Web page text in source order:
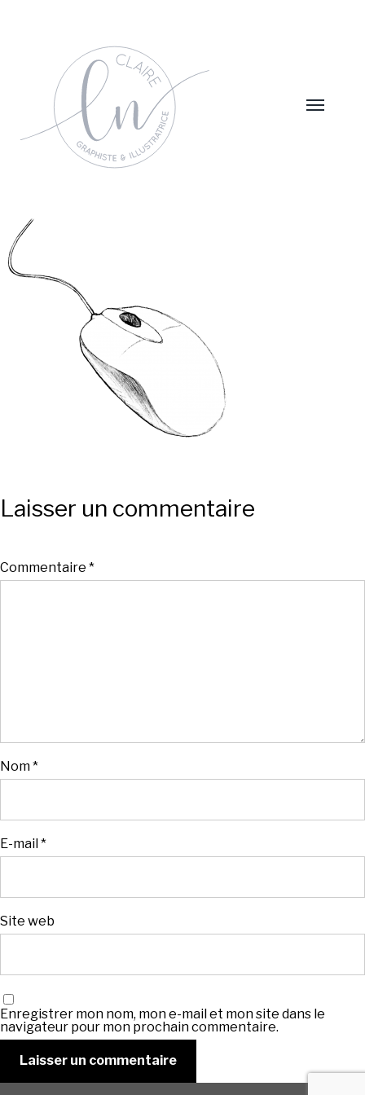
Laisser un commentaire
Commentaire *
Nom*
E-mail*
Site web
Enregistrer mon nom, mon e-mail et mon site dans le
navigateur pour mon prochain commentaire.